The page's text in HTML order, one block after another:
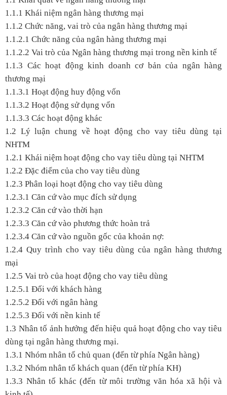
1.1.1 Khái niệm ngân hàng thương mại
1.1.2 Chức năng, vai trò của ngân hàng thương mại
1.1.2.1 Chức năng của ngân hàng thương mại
1.1.2.2 Vai trò của Ngân hàng thương mại trong nền kinh tế
1.1.3 Các hoạt động kinh doanh cơ bản của ngân hàng
thương mại
1.1.3.1 Hoạt động huy động vốn
1.1.3.2 Hoạt động sử dụng vốn
1.1.3.3 Các hoạt động khác
1.2 Lý luận chung về hoạt động cho vay tiêu dùng tại
NHTM
1.2.1 Khái niệm hoạt động cho vay tiêu dùng tại NHTM
1.2.2 Đặc điểm của cho vay tiêu dùng
1.2.3 Phân loại hoạt động cho vay tiêu dùng
1.2.3.1 Căn cứ vào mục đích sử dụng
1.2.3.2 Căn cứ vào thời hạn
1.2.3.3 Căn cứ vào phương thức hoàn trả
1.2.3.4 Căn cứ vào nguồn gốc của khoản nợ:
1.2.4 Quy trình cho vay tiêu dùng của ngân hàng thương
mại
1.2.5 Vai trò của hoạt động cho vay tiêu dùng
1.2.5.1 Đối với khách hàng
1.2.5.2 Đối với ngân hàng
1.2.5.3 Đối với nền kinh tế
1.3 Nhân tố ảnh hưởng đến hiệu quả hoạt động cho vay tiêu
dùng tại ngân hàng thương mại.
1.3.1 Nhóm nhân tố chủ quan (đến từ phía Ngân hàng)
1.3.2 Nhóm nhân tố khách quan (đến từ phía KH)
1.3.3 Nhân tố khác (đến từ môi trường văn hóa xã hội và